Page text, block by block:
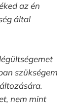
az én
által
szükségem
nem mint